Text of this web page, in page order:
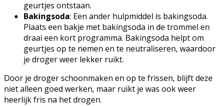
geurtjes ontstaan.
Bakingsoda: Een ander hulpmiddel is bakingsoda.
Plaats een bakje met bakingsoda in de trommel en
draai een kort programma. Bakingsoda helpt om
geurtjes op te nemen en te neutraliseren, waardoor
je droger weer lekker ruikt.
Door je droger schoonmaken en op te frissen, blijft deze
niet alleen goed werken, maar ruikt je was ook weer
heerlijk fris na het drogen.